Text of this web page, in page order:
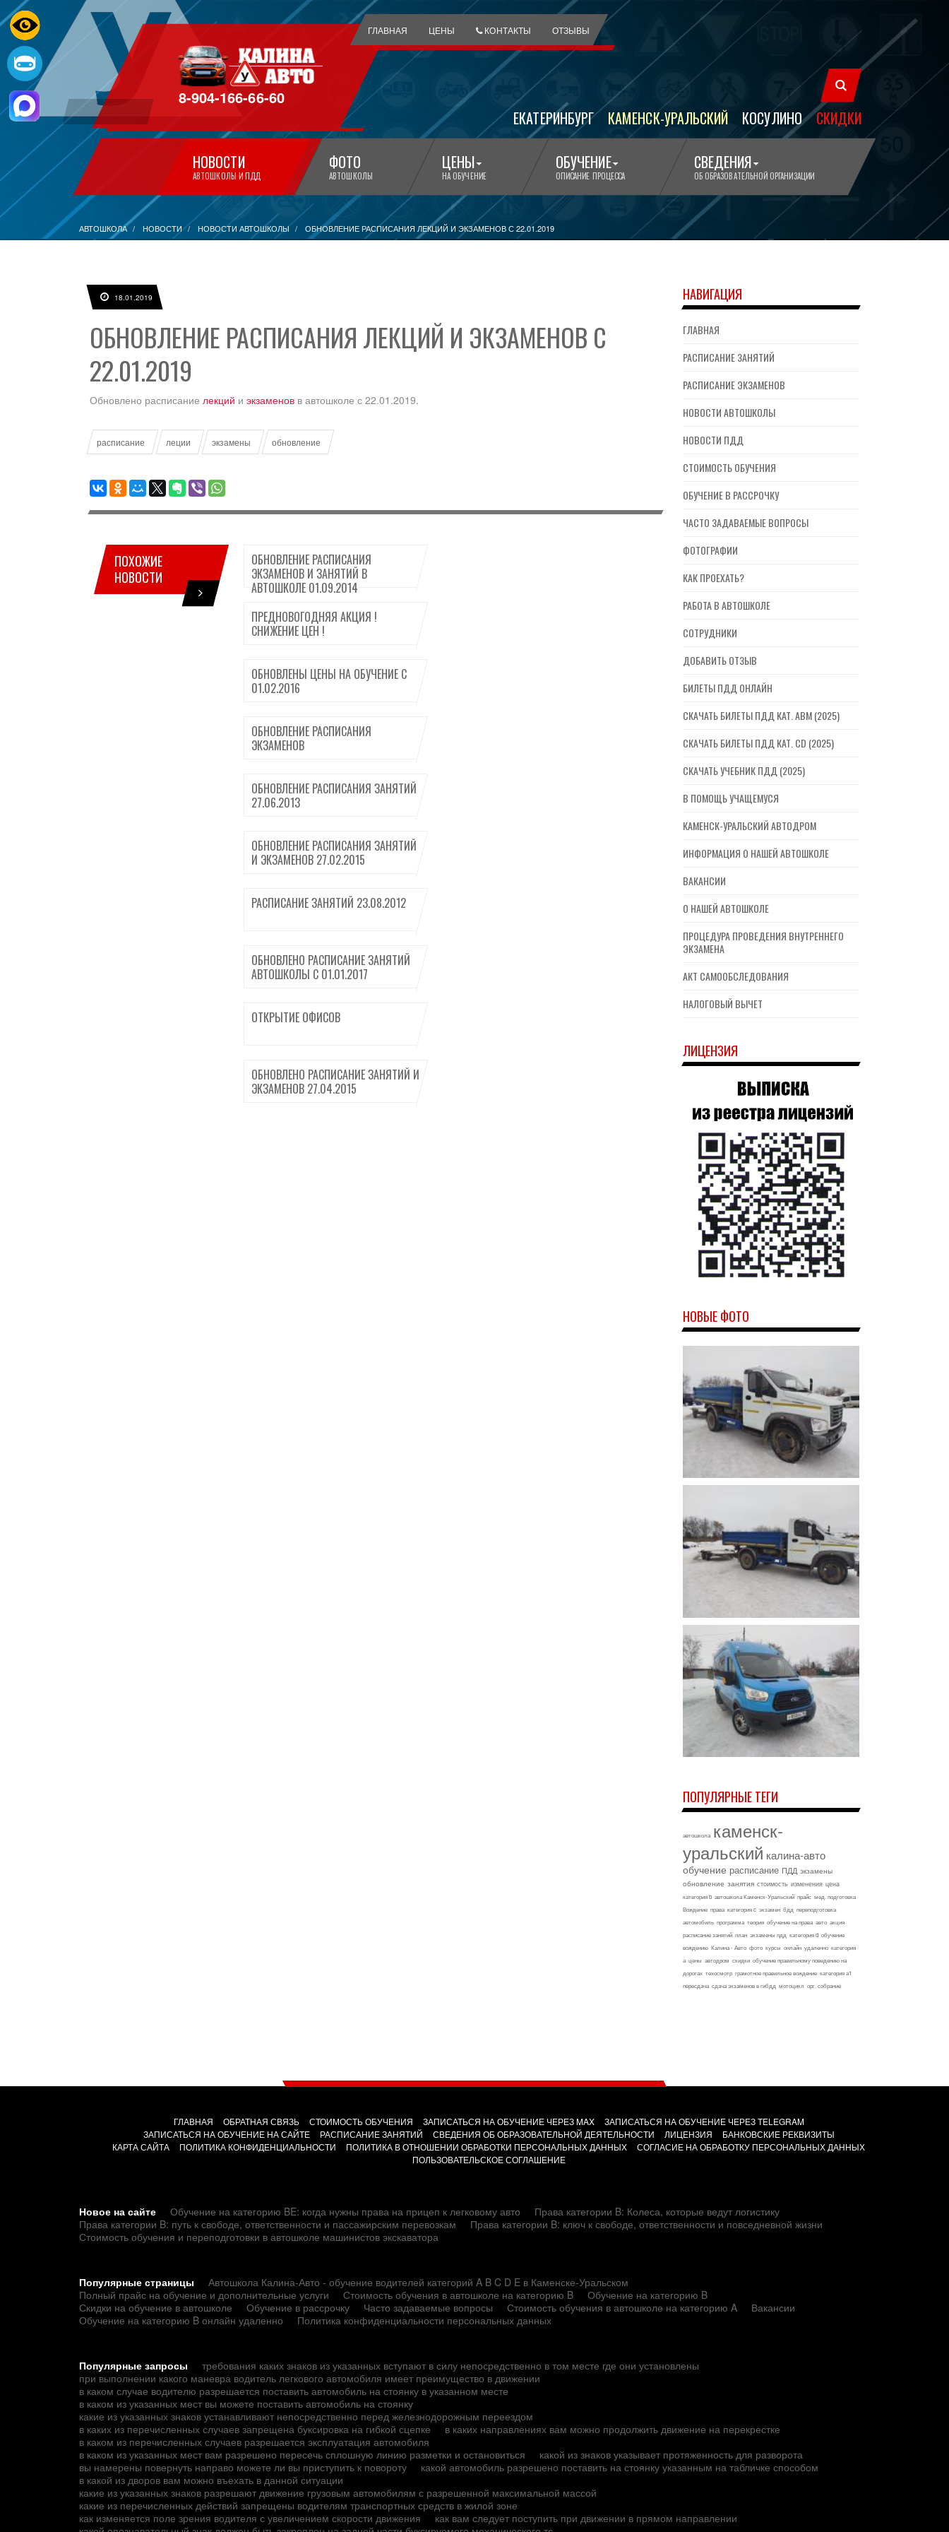
ГЛАВНАЯ ЦЕНЫ КОНТАКТЫ ОТЗЫВЫ
8-904-166-66-60
НОВОСТИ
АВТОШКОЛЫ И ПДД
ФОТО
АВТОШКОЛЫ
ЦЕНЫ
НА ОБУЧЕНИЕ
ОБУЧЕНИЕ
ОПИСАНИЕ ПРОЦЕССА
СВЕДЕНИЯ
ОБ ОБРАЗОВАТЕЛЬНОЙ ОРГАНИЗАЦИИ
ЕКАТЕРИНБУРГ КАМЕНСК-УРАЛЬСКИЙ КОСУЛИНО СКИДКИ
АВТОШКОЛА НОВОСТИ НОВОСТИ АВТОШКОЛЫ ОБНОВЛЕНИЕ РАСПИСАНИЯ ЛЕКЦИЙ И ЭКЗАМЕНОВ С 22.01.2019
18.01.2019
ОБНОВЛЕНИЕ РАСПИСАНИЯ ЛЕКЦИЙ И ЭКЗАМЕНОВ С
22.01.2019
Обновлено расписание лекций и экзаменов в автошколе с 22.01.2019.
расписание леции экзамены обновление
ПОХОЖИЕ
НОВОСТИ
ОБНОВЛЕНИЕ РАСПИСАНИЯ
ЭКЗАМЕНОВ И ЗАНЯТИЙ В
АВТОШКОЛЕ 01.09.2014
ПРЕДНОВОГОДНЯЯ АКЦИЯ !
СНИЖЕНИЕ ЦЕН !
ОБНОВЛЕНЫ ЦЕНЫ НА ОБУЧЕНИЕ С
01.02.2016
ОБНОВЛЕНИЕ РАСПИСАНИЯ
ЭКЗАМЕНОВ
ОБНОВЛЕНИЕ РАСПИСАНИЯ ЗАНЯТИЙ
27.06.2013
ОБНОВЛЕНИЕ РАСПИСАНИЯ ЗАНЯТИЙ
И ЭКЗАМЕНОВ 27.02.2015
РАСПИСАНИЕ ЗАНЯТИЙ 23.08.2012
ОБНОВЛЕНО РАСПИСАНИЕ ЗАНЯТИЙ
АВТОШКОЛЫ С 01.01.2017
ОТКРЫТИЕ ОФИСОВ
ОБНОВЛЕНО РАСПИСАНИЕ ЗАНЯТИЙ И
ЭКЗАМЕНОВ 27.04.2015
НАВИГАЦИЯ
ГЛАВНАЯ
РАСПИСАНИЕ ЗАНЯТИЙ
РАСПИСАНИЕ ЭКЗАМЕНОВ
НОВОСТИ АВТОШКОЛЫ
НОВОСТИ ПДД
СТОИМОСТЬ ОБУЧЕНИЯ
ОБУЧЕНИЕ В РАССРОЧКУ
ЧАСТО ЗАДАВАЕМЫЕ ВОПРОСЫ
ФОТОГРАФИИ
КАК ПРОЕХАТЬ?
РАБОТА В АВТОШКОЛЕ
СОТРУДНИКИ
ДОБАВИТЬ ОТЗЫВ
БИЛЕТЫ ПДД ОНЛАЙН
СКАЧАТЬ БИЛЕТЫ ПДД КАТ. ABM (2025)
СКАЧАТЬ БИЛЕТЫ ПДД КАТ. CD (2025)
СКАЧАТЬ УЧЕБНИК ПДД (2025)
В ПОМОЩЬ УЧАЩЕМУСЯ
КАМЕНСК-УРАЛЬСКИЙ АВТОДРОМ
ИНФОРМАЦИЯ О НАШЕЙ АВТОШКОЛЕ
ВАКАНСИИ
О НАШЕЙ АВТОШКОЛЕ
ПРОЦЕДУРА ПРОВЕДЕНИЯ ВНУТРЕННЕГО
ЭКЗАМЕНА
АКТ САМООБСЛЕДОВАНИЯ
НАЛОГОВЫЙ ВЫЧЕТ
ЛИЦЕНЗИЯ
НОВЫЕ ФОТО
ПОПУЛЯРНЫЕ ТЕГИ
автошкола каменск-
уральский калина-авто
обучение расписание ПДД экзамены
обновление занятия стоимость изменения цена
категория b автошкола Каменск-Уральский прайс мед. подготовка
Вождение права категория c экзамен бдд переподготовка
автомобиль программа теория обучение на права авто акция
расписание занятий план экзамены пдд категория d обучение
вождению Калина - Авто фото курсы онлайн удаленно категория
а цены автодром скидки обучение правильному поведению на
дорогах техосмотр грамотное правильное вождение категория а1
пересдача сдача экзаменов в гибдд мотоцикл орг. собрание
ГЛАВНАЯ ОБРАТНАЯ СВЯЗЬ СТОИМОСТЬ ОБУЧЕНИЯ ЗАПИСАТЬСЯ НА ОБУЧЕНИЕ ЧЕРЕЗ MAX
ЗАПИСАТЬСЯ НА ОБУЧЕНИЕ ЧЕРЕЗ TELEGRAM
ЗАПИСАТЬСЯ НА ОБУЧЕНИЕ НА САЙТЕ
РАСПИСАНИЕ ЗАНЯТИЙ СВЕДЕНИЯ ОБ ОБРАЗОВАТЕЛЬНОЙ ДЕЯТЕЛЬНОСТИ ЛИЦЕНЗИЯ
БАНКОВСКИЕ РЕКВИЗИТЫ
КАРТА САЙТА
ПОЛИТИКА КОНФИДЕНЦИАЛЬНОСТИ ПОЛИТИКА В ОТНОШЕНИИ ОБРАБОТКИ ПЕРСОНАЛЬНЫХ ДАННЫХ
СОГЛАСИЕ НА ОБРАБОТКУ ПЕРСОНАЛЬНЫХ ДАННЫХ
ПОЛЬЗОВАТЕЛЬСКОЕ СОГЛАШЕНИЕ
Новое на сайте Обучение на категорию BE: когда нужны права на прицеп к легковому авто
Права категории B: Колеса, которые ведут логистику
Права категории B: путь к свободе, ответственности и пассажирским перевозкам
Права категории B: ключ к свободе, ответственности и повседневной жизни
Стоимость обучения и переподготовки в автошколе машинистов экскаватора
Популярные страницы
Автошкола Калина-Авто - обучение водителей категорий A B C D E в Каменске-Уральском
Полный прайс на обучение и дополнительные услуги
Стоимость обучения в автошколе на категорию B
Обучение на категорию B
Скидки на обучение в автошколе
Обучение в рассрочку Часто задаваемые вопросы Стоимость обучения в автошколе на категорию A
Вакансии
Обучение на категорию B онлайн удаленно
Политика конфиденциальности персональных данных
Популярные запросы
требования каких знаков из указанных вступают в силу непосредственно в том месте где они установлены
при выполнении какого маневра водитель легкового автомобиля имеет преимущество в движении
в каком случае водителю разрешается поставить автомобиль на стоянку в указанном месте
в каком из указанных мест вы можете поставить автомобиль на стоянку
какие из указанных знаков устанавливают непосредственно перед железнодорожным переездом
в каких из перечисленных случаев запрещена буксировка на гибкой сцепке
в каких направлениях вам можно продолжить движение на перекрестке
в каком из перечисленных случаев разрешается эксплуатация автомобиля
в каком из указанных мест вам разрешено пересечь сплошную линию разметки и остановиться
какой из знаков указывает протяженность для разворота
вы намерены повернуть направо можете ли вы приступить к повороту
какой автомобиль разрешено поставить на стоянку указанным на табличке способом
в какой из дворов вам можно въехать в данной ситуации
какие из указанных знаков разрешают движение грузовым автомобилям с разрешенной максимальной массой
какие из перечисленных действий запрещены водителям транспортных средств в жилой зоне
как изменяется поле зрения водителя с увеличением скорости движения
как вам следует поступить при движении в прямом направлении